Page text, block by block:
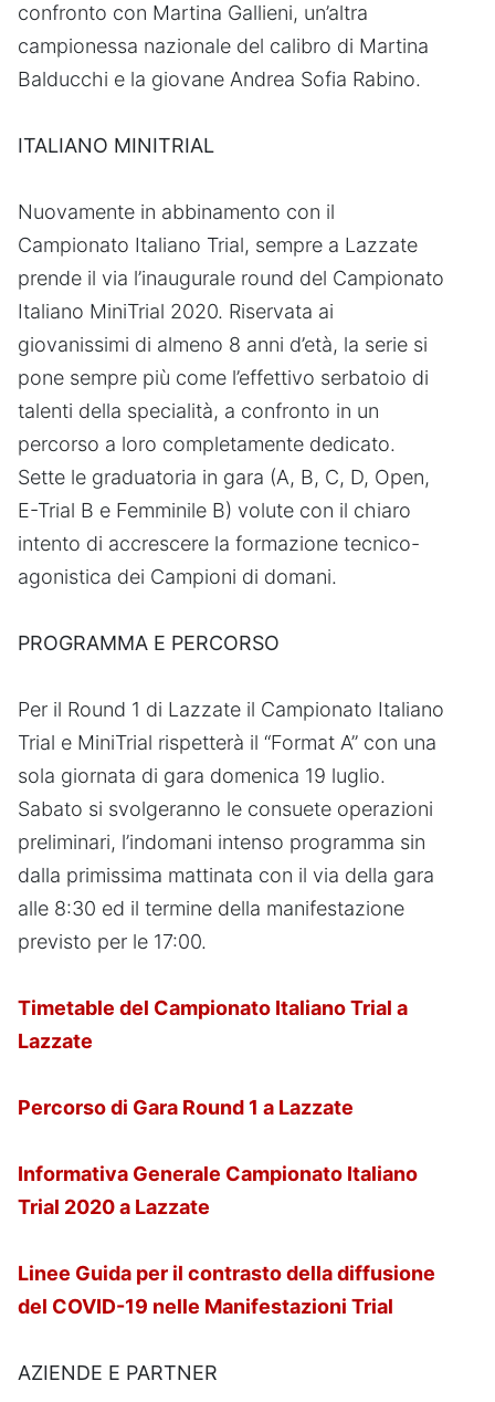
confronto con Martina Gallieni, un’altra
campionessa nazionale del calibro di Martina
Balducchi e la giovane Andrea Sofia Rabino.
ITALIANO MINITRIAL
Nuovamente in abbinamento con il
Campionato Italiano Trial, sempre a Lazzate
prende il via l’inaugurale round del Campionato
Italiano MiniTrial 2020. Riservata ai
giovanissimi di almeno 8 anni d’età, la serie si
pone sempre più come l’effettivo serbatoio di
talenti della specialità, a confronto in un
percorso a loro completamente dedicato.
Sette le graduatoria in gara (A, B, C, D, Open,
E-Trial B e Femminile B) volute con il chiaro
intento di accrescere la formazione tecnico-
agonistica dei Campioni di domani.
PROGRAMMA E PERCORSO
Per il Round 1 di Lazzate il Campionato Italiano
Trial e MiniTrial rispetterà il “Format A” con una
sola giornata di gara domenica 19 luglio.
Sabato si svolgeranno le consuete operazioni
preliminari, l’indomani intenso programma sin
dalla primissima mattinata con il via della gara
alle 8:30 ed il termine della manifestazione
previsto per le 17:00.
Timetable del Campionato Italiano Trial a
Lazzate
Percorso di Gara Round 1 a Lazzate
Informativa Generale Campionato Italiano
Trial 2020 a Lazzate
Linee Guida per il contrasto della diffusione
del COVID-19 nelle Manifestazioni Trial
AZIENDE E PARTNER